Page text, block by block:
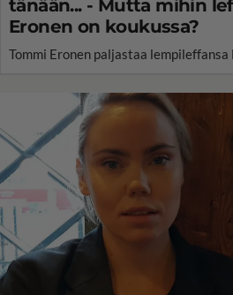
tänään... - Mutta mihin
Eronen on koukussa?
Tommi Eronen paljastaa